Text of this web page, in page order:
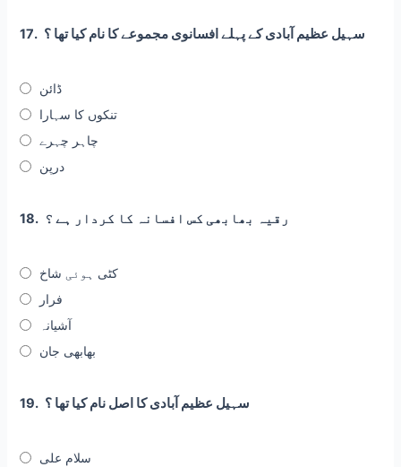
17. سہیل عظیم آبادی کے پہلے افسانوی مجموعے کا نام کیا تھا ؟
ڈائن
تنکوں کا سہارا
چاہر چہرے
درپن
18. رقیہ بھابھی کس افسانہ کا کردار ہے ؟
کٹی ہوئی شاخ
فرار
آشیانہ
بھابھی جان
19. سہیل عظیم آبادی کا اصل نام کیا تھا ؟
سلام علی